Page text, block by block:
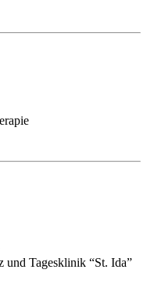
und Tagesklinik “St. Ida”